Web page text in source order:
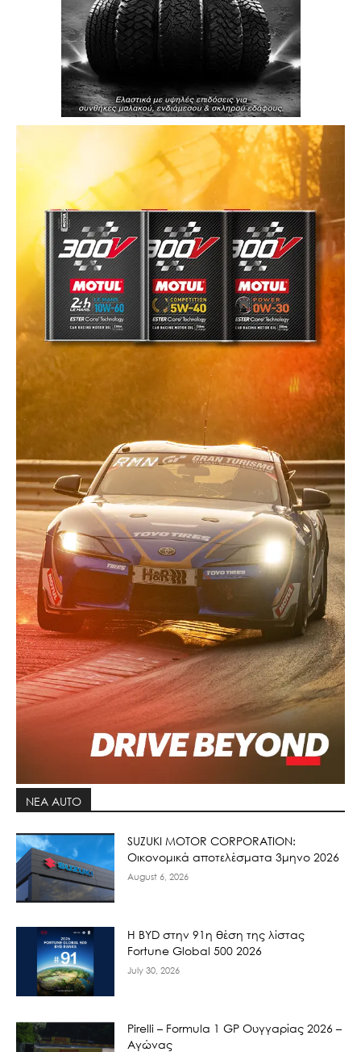
ΝΕΑ AUTO
SUZUKI MOTOR CORPORATION:
Οικονομικά αποτελέσματα 3μηνο 2026
August 6, 2026
Η BYD στην 91η θέση της λίστας
Fortune Global 500 2026
July 30, 2026
Pirelli – Formula 1 GP Ουγγαρίας 2026 –
Αγώνας